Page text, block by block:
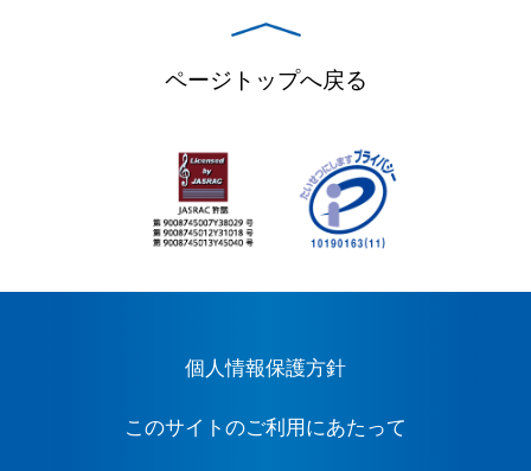
ページトップへ戻る
個人情報保護方針
このサイトのご利用にあたって